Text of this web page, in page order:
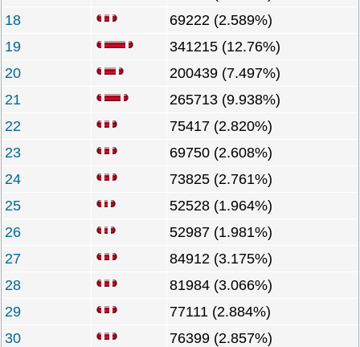
18
69222 (2.589%)
19
341215 (12.76%)
20
200439 (7.497%)
21
265713 (9.938%)
22
75417 (2.820%)
23
69750 (2.608%)
24
73825 (2.761%)
25
52528 (1.964%)
26
52987 (1.981%)
27
84912 (3.175%)
28
81984 (3.066%)
29
77111 (2.884%)
30
76399 (2.857%)